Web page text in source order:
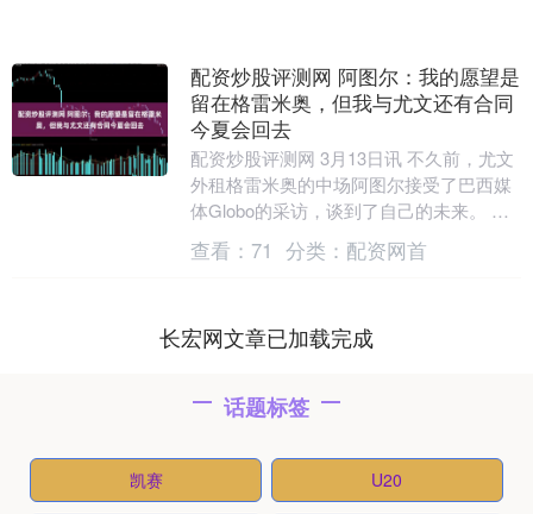
配资炒股评测网 阿图尔：我的愿望是
留在格雷米奥，但我与尤文还有合同
今夏会回去
配资炒股评测网 3月13日讯 不久前，尤文
外租格雷米奥的中场阿图尔接受了巴西媒
体Globo的采访，谈到了自己的未来。 他
说：“我的愿望是留在格雷米奥。我已经说
过....
查看： 71 分类： 配资网首
长宏网文章已加载完成
话题标签
凯赛 U20